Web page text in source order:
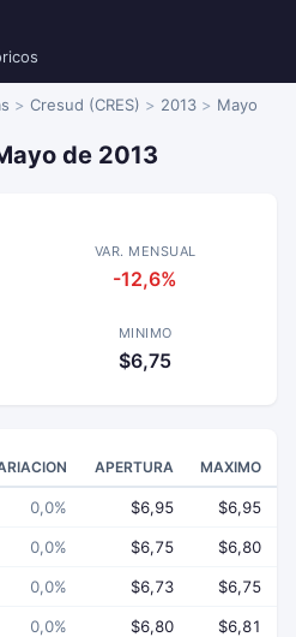
Cresud (CRES) 2013 Mayo
de 2013
VAR. MENSUAL
-12,6%
MINIMO
$6,75
APERTURA MAXIMO
0,0% $6,95 $6,95
0,0% $6,75 $6,80
0,0% $6,73 $6,75
0,0% $6,80 $6,81